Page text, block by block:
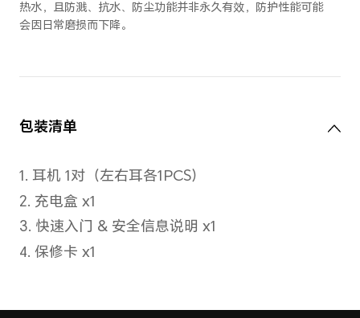
耳机：通过充电盒的 Pogo
充电时长
耳机：约 60分钟
充电盒：约80分钟